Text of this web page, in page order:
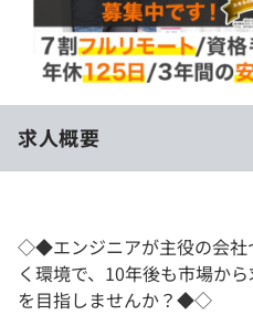
個人向けプラン
法人向けプラン
契約内容・クーポン
求人概要
◇◆エンジニアが主役の会社
く環境で、10年後も市場か
を目指しませんか？◆◇